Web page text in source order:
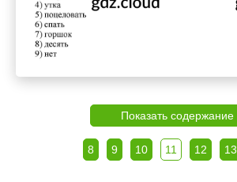
Показать содержание
8 9 10 11 12 13